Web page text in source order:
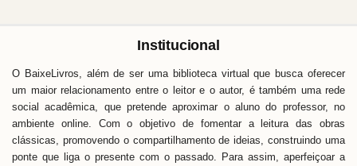
Institucional
O BaixeLivros, além de ser uma biblioteca virtual que busca oferecer
um maior relacionamento entre o leitor e o autor, é também uma rede
social acadêmica, que pretende aproximar o aluno do professor, no
ambiente online. Com o objetivo de fomentar a leitura das obras
clássicas, promovendo o compartilhamento de ideias, construindo uma
ponte que liga o presente com o passado. Para assim, aperfeiçoar a